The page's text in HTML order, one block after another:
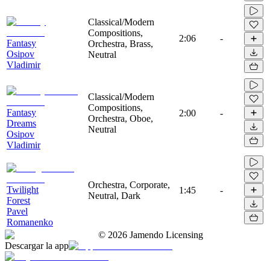
Fantasy
Osipov
Vladimir
Classical/Modern
Compositions,
Orchestra, Brass,
Neutral
2:06 -
Fantasy
Dreams
Osipov
Vladimir
Classical/Modern
Compositions,
Orchestra, Oboe,
Neutral
2:00 -
Twilight
Forest
Pavel
Romanenko
Orchestra, Corporate,
Neutral, Dark
1:45 -
© 2026 Jamendo Licensing
Descargar la app